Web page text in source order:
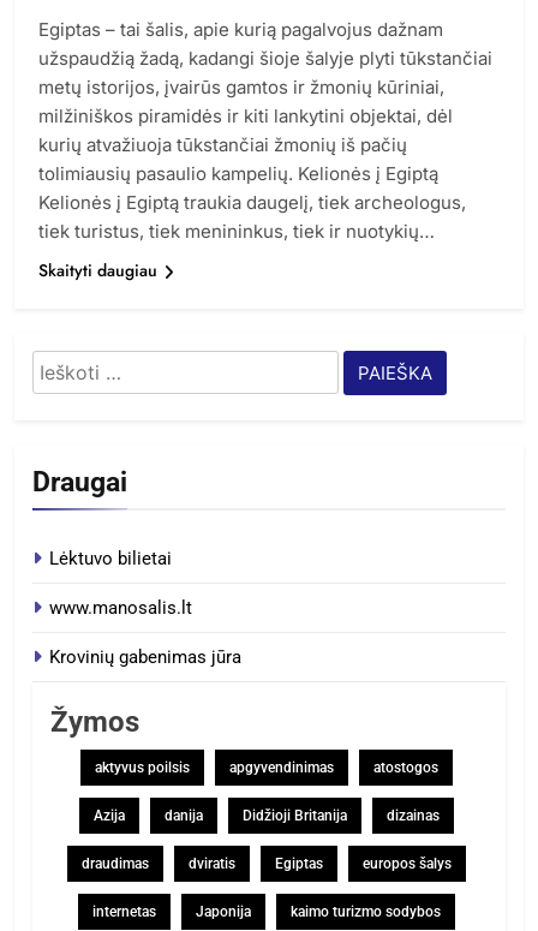
Egiptas – tai šalis, apie kurią pagalvojus dažnam
užspaudžią žadą, kadangi šioje šalyje plyti tūkstančiai
metų istorijos, įvairūs gamtos ir žmonių kūriniai,
milžiniškos piramidės ir kiti lankytini objektai, dėl
kurių atvažiuoja tūkstančiai žmonių iš pačių
tolimiausių pasaulio kampelių. Kelionės į Egiptą
Kelionės į Egiptą traukia daugelį, tiek archeologus,
tiek turistus, tiek menininkus, tiek ir nuotykių…
Skaityti daugiau
Ieškoti:
Draugai
Lėktuvo bilietai
www.manosalis.lt
Krovinių gabenimas jūra
Žymos
aktyvus poilsis apgyvendinimas atostogos
Azija danija Didžioji Britanija dizainas
draudimas dviratis Egiptas europos šalys
internetas Japonija kaimo turizmo sodybos